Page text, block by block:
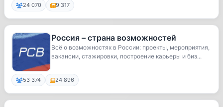
24 070 9 317
Россия – страна возможностей
Всё о возможностях в России: проекты, мероприятия,
вакансии, стажировки, построение карьеры и биз...
53 374 24 896